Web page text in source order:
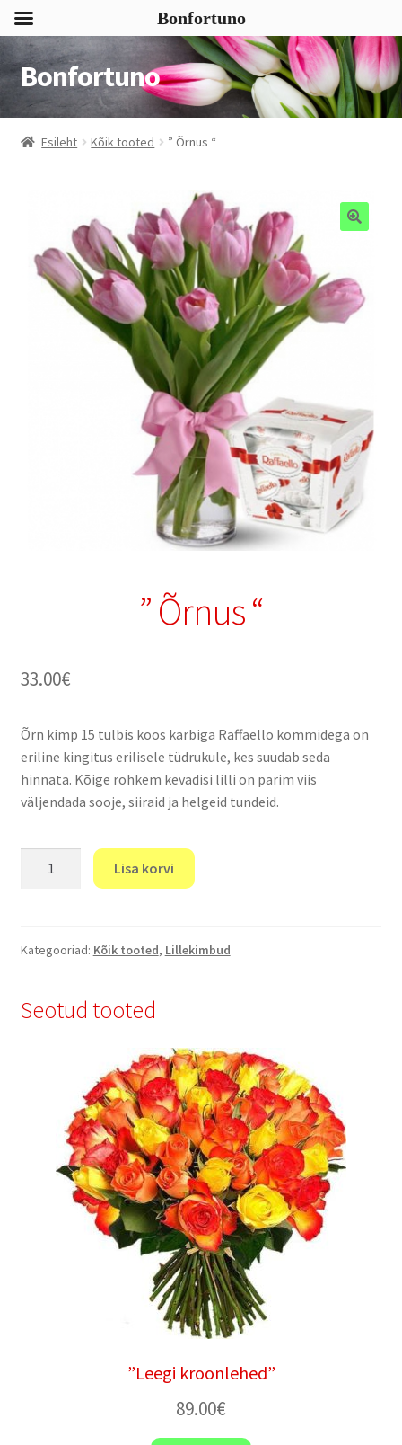
Liigu
navigeerimisele
Liigu
sisu
juurde
Bonfortuno
Esileht Kõik tooted ” Õrnus “
” Õrnus “
33.00€
Õrn kimp 15 tulbis koos karbiga Raffaello kommidega on
eriline kingitus erilisele tüdrukule, kes suudab seda
hinnata. Kõige rohkem kevadisi lilli on parim viis
väljendada sooje, siiraid ja helgeid tundeid.
Lisa korvi
Kategooriad: Kõik tooted, Lillekimbud
Seotud tooted
”Leegi kroonlehed”
89.00€
Bonfortuno